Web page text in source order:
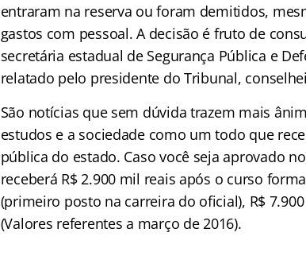
entraram na reserva ou foram demitidos,
gastos com pessoal. A decisão é fruto de
secretária estadual de Segurança Pública e
relatado pelo presidente do Tribunal,
São notícias que sem dúvida trazem mais
estudos e a sociedade como um todo que
pública do estado. Caso você seja aprovado
receberá R$ 2.900 mil reais após o curso
(primeiro posto na carreira do oficial), R$
(Valores referentes a março de 2016).